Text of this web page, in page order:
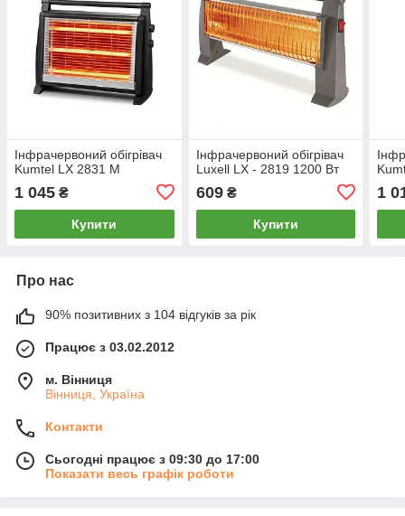
Інфрачервоний обігрівач
Kumtel LX 2831 M
1 045 ₴
Купити
Інфрачервоний обігрівач
Luxell LX - 2819 1200 Вт
609₴
Купити
1
Про нас
90% позитивних з 104 відгуків за рік
Працює з 03.02.2012
м. Вінниця
Вінниця, Україна
Контакти
Сьогодні працює з 09:30 до 17:00
Показати весь графік роботи